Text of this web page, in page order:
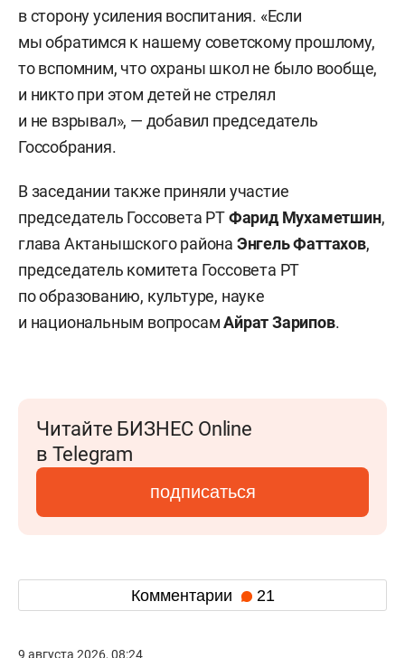
в сторону усиления воспитания. «Если
мы обратимся к нашему советскому прошлому,
то вспомним, что охраны школ не было вообще,
и никто при этом детей не стрелял
и не взрывал», — добавил председатель
Госсобрания.
В заседании также приняли участие
председатель Госсовета РТФарид Мухаметшин,
глава Актанышского района Энгель Фаттахов,
председатель комитета Госсовета РТ
по образованию, культуре, науке
и национальным вопросамАйрат Зарипов.
Читайте БИЗНЕС Online
в Telegram
подписаться
Комментарии 21
9 августа 2026, 08:24